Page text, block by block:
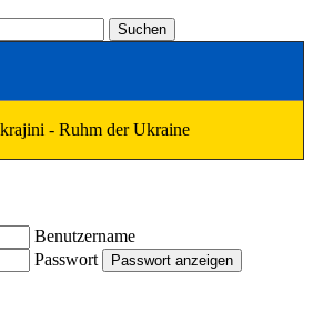
Suchen
- Ruhm der Ukraine
Benutzername
Passwort
Passwort anzeigen